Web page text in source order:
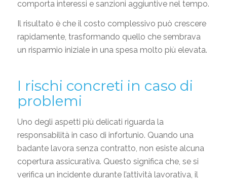
comporta interessi e sanzioni aggiuntive nel tempo.
Il risultato è che il costo complessivo può crescere
rapidamente, trasformando quello che sembrava
un risparmio iniziale in una spesa molto più elevata.
I rischi concreti in caso di
problemi
Uno degli aspetti più delicati riguarda la
responsabilità in caso di infortunio. Quando una
badante lavora senza contratto, non esiste alcuna
copertura assicurativa. Questo significa che, se si
verifica un incidente durante l’attività lavorativa, il